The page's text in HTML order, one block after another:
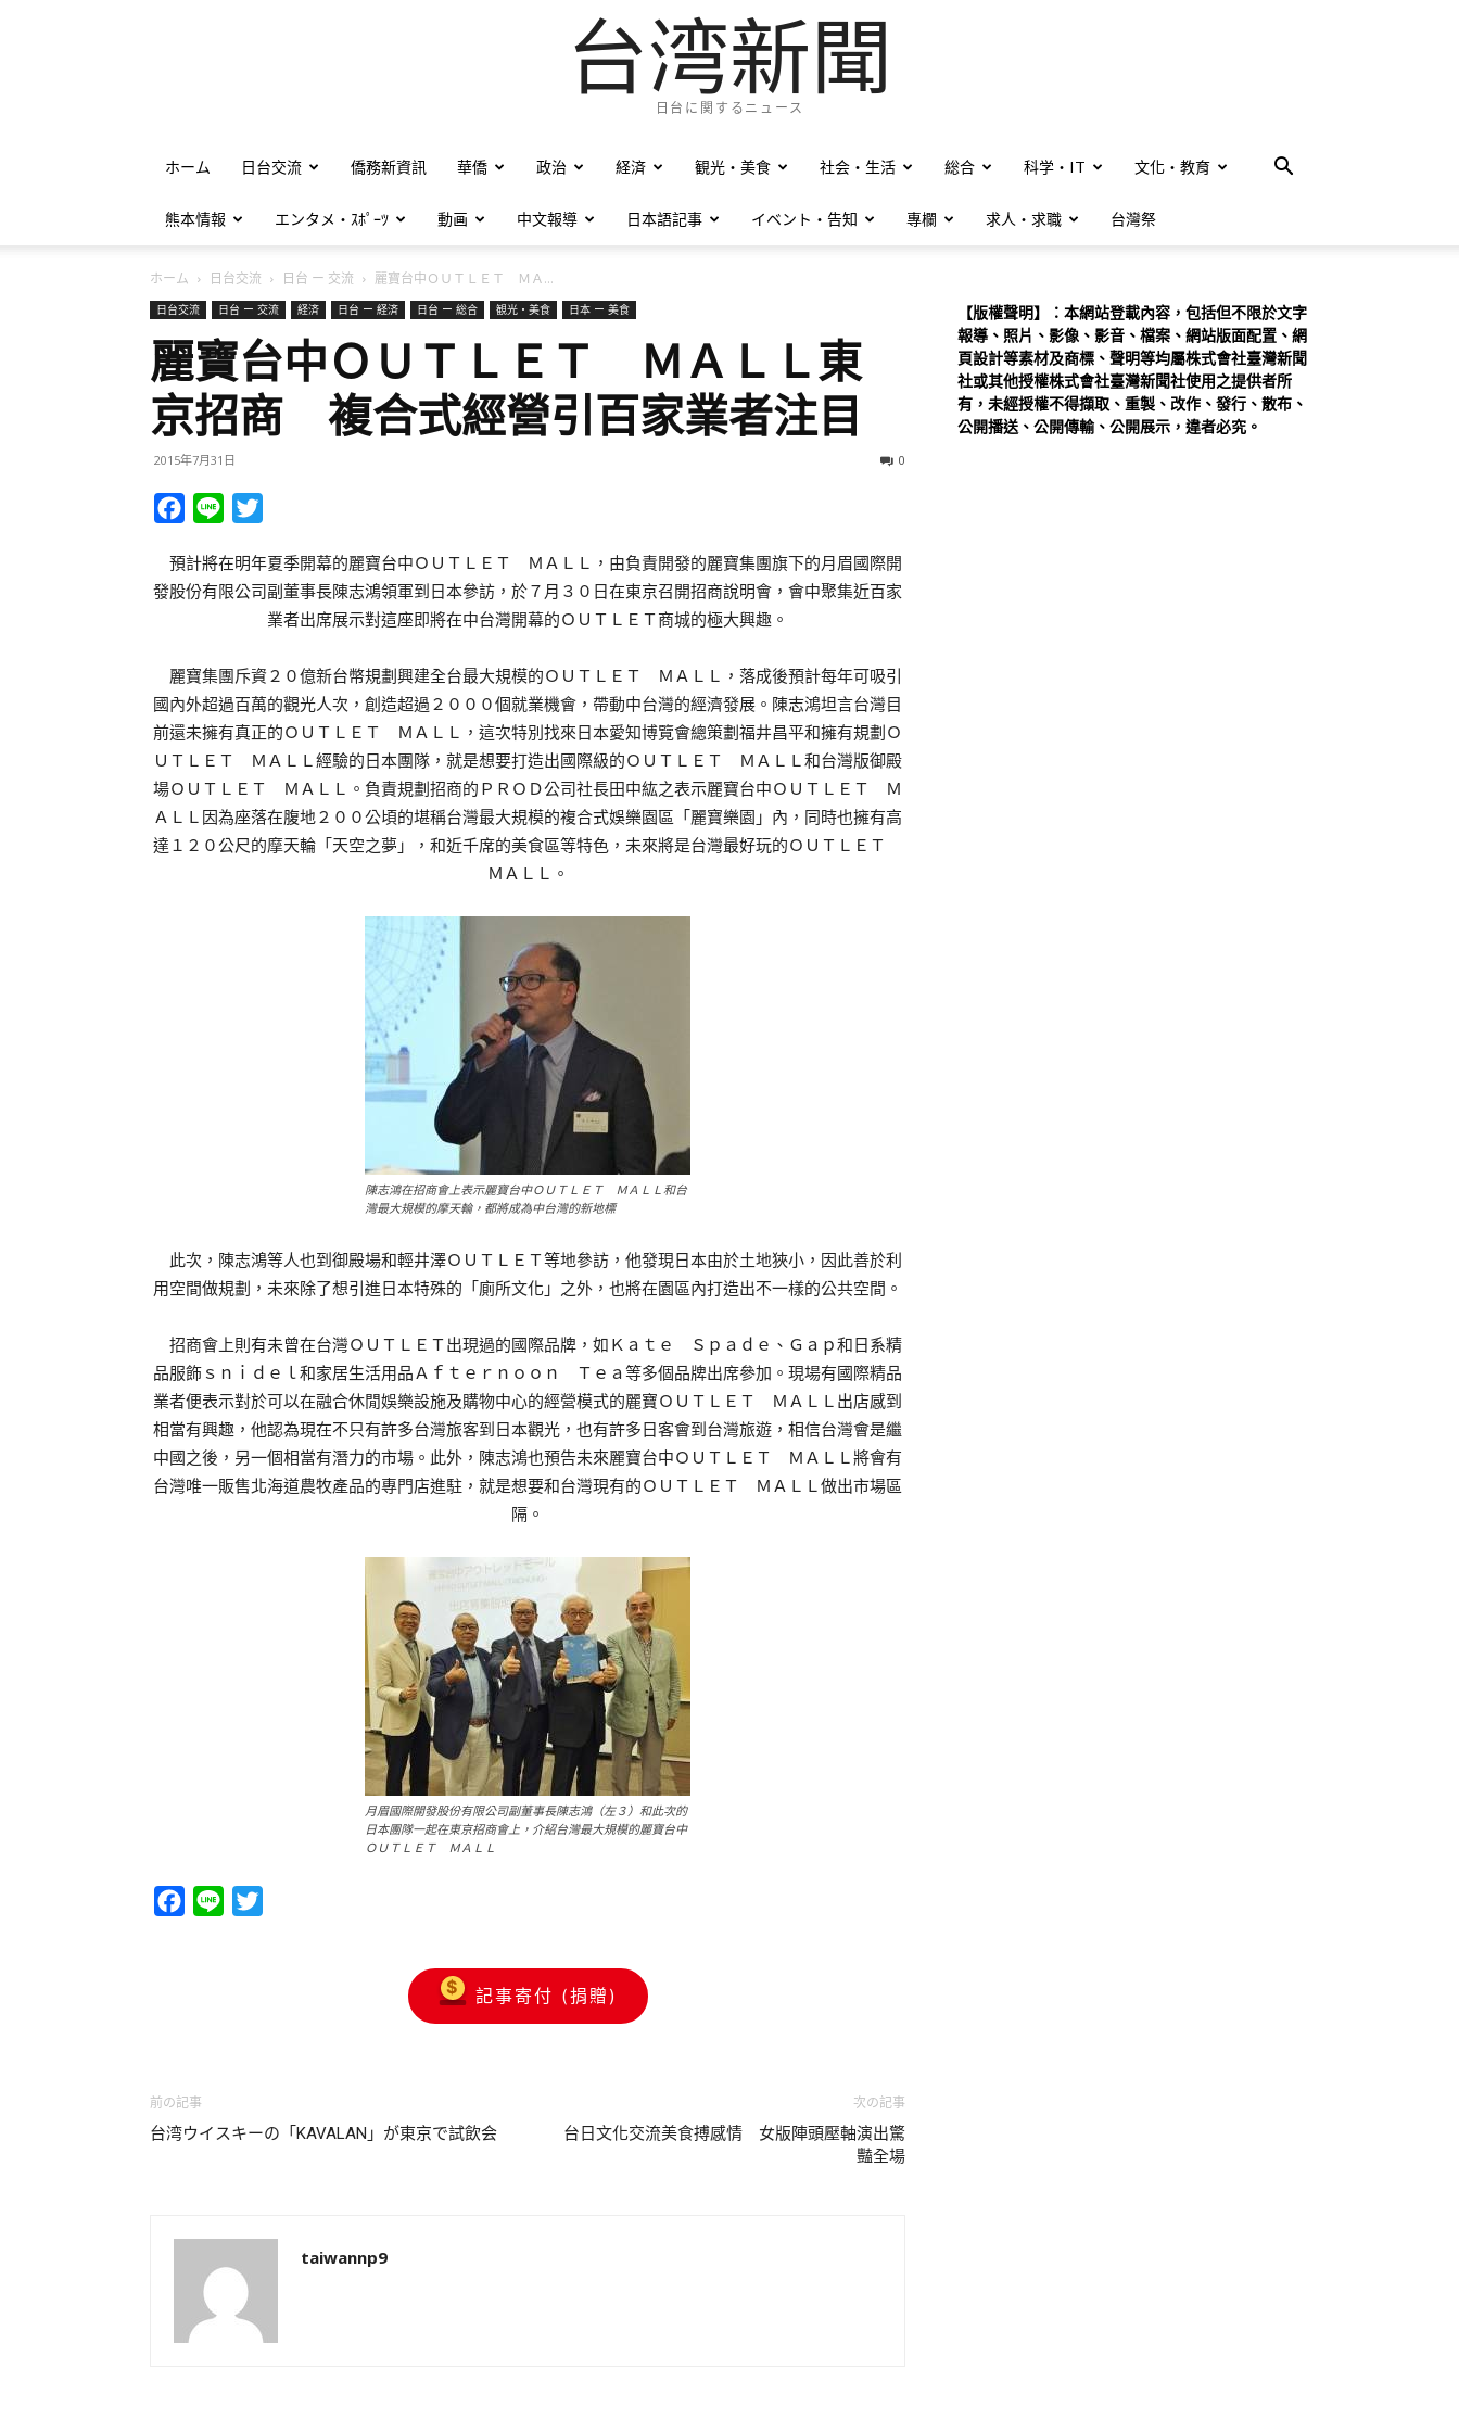
台湾新聞
日台に関するニュース
ホーム 日台交流 僑務新資訊 華僑 政治 経済 観光・美食 社会・生活 総合 科学・IT 文化・教育
熊本情報 エンタメ・ｽﾎﾟｰﾂ 動画 中文報導 日本語記事 イベント・告知 專欄 求人・求職 台灣祭
ホーム 日台交流 日台 ー 交流 麗寶台中ＯＵＴＬＥＴ ＭＡ...
日台交流 日台 ー 交流 経済 日台 ー 経済 日台 ー 総合 観光・美食 日本 ー 美食
麗寶台中ＯＵＴＬＥＴ ＭＡＬＬ東
京招商 複合式經營引百家業者注目
2015年7月31日 0
Facebook
Line
預計將在明年夏季開幕的麗寶台中ＯＵＴＬＥＴ ＭＡＬＬ，由負責開發的麗寶集團旗下的月眉國際開
發股份有限公司副董事長陳志鴻領軍到日本參訪，於７月３０日在東京召開招商說明會，會中聚集近百家
業者出席展示對這座即將在中台灣開幕的ＯＵＴＬＥＴ商城的極大興趣。
麗寶集團斥資２０億新台幣規劃興建全台最大規模的ＯＵＴＬＥＴ ＭＡＬＬ，落成後預計每年可吸引
國內外超過百萬的觀光人次，創造超過２０００個就業機會，帶動中台灣的經濟發展。陳志鴻坦言台灣目
前還未擁有真正的ＯＵＴＬＥＴ ＭＡＬＬ，這次特別找來日本愛知博覽會總策劃福井昌平和擁有規劃Ｏ
ＵＴＬＥＴ ＭＡＬＬ經驗的日本團隊，就是想要打造出國際級的ＯＵＴＬＥＴ ＭＡＬＬ和台灣版御殿
場ＯＵＴＬＥＴ ＭＡＬＬ。負責規劃招商的ＰＲＯＤ公司社長田中紘之表示麗寶台中ＯＵＴＬＥＴ Ｍ
ＡＬＬ因為座落在腹地２００公頃的堪稱台灣最大規模的複合式娛樂園區「麗寶樂園」內，同時也擁有高
達１２０公尺的摩天輪「天空之夢」，和近千席的美食區等特色，未來將是台灣最好玩的ＯＵＴＬＥＴ
ＭＡＬＬ。
陳志鴻在招商會上表示麗寶台中ＯＵＴＬＥＴ ＭＡＬＬ和台
灣最大規模的摩天輪，都將成為中台灣的新地標
此次，陳志鴻等人也到御殿場和輕井澤ＯＵＴＬＥＴ等地參訪，他發現日本由於土地狹小，因此善於利
用空間做規劃，未來除了想引進日本特殊的「廁所文化」之外，也將在園區內打造出不一樣的公共空間。
招商會上則有未曾在台灣ＯＵＴＬＥＴ出現過的國際品牌，如Ｋａｔｅ Ｓｐａｄｅ、Ｇａｐ和日系精
品服飾ｓｎｉｄｅｌ和家居生活用品Ａｆｔｅｒｎｏｏｎ Ｔｅａ等多個品牌出席參加。現場有國際精品
業者便表示對於可以在融合休閒娛樂設施及購物中心的經營模式的麗寶ＯＵＴＬＥＴ ＭＡＬＬ出店感到
相當有興趣，他認為現在不只有許多台灣旅客到日本觀光，也有許多日客會到台灣旅遊，相信台灣會是繼
中國之後，另一個相當有潛力的市場。此外，陳志鴻也預告未來麗寶台中ＯＵＴＬＥＴ ＭＡＬＬ將會有
台灣唯一販售北海道農牧產品的專門店進駐，就是想要和台灣現有的ＯＵＴＬＥＴ ＭＡＬＬ做出市場區
隔。
月眉國際開發股份有限公司副董事長陳志鴻（左３）和此次的
日本團隊一起在東京招商會上，介紹台灣最大規模的麗寶台中
ＯＵＴＬＥＴ ＭＡＬＬ
Facebook
Line
記事寄付 (捐贈)
前の記事
台湾ウイスキーの「KAVALAN」が東京で試飲会
次の記事
台日文化交流美食搏感情 女版陣頭壓軸演出驚
豔全場
taiwannp9
【版權聲明】：本網站登載內容，包括但不限於文字
報導、照片、影像、影音、檔案、網站版面配置、網
頁設計等素材及商標、聲明等均屬株式會社臺灣新聞
社或其他授權株式會社臺灣新聞社使用之提供者所
有，未經授權不得擷取、重製、改作、發行、散布、
公開播送、公開傳輸、公開展示，違者必究。